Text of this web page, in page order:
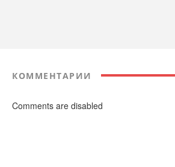
КОММЕНТАРИИ
Comments are disabled